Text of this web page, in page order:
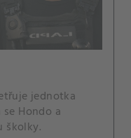
jednotka
Hondo a
školky.